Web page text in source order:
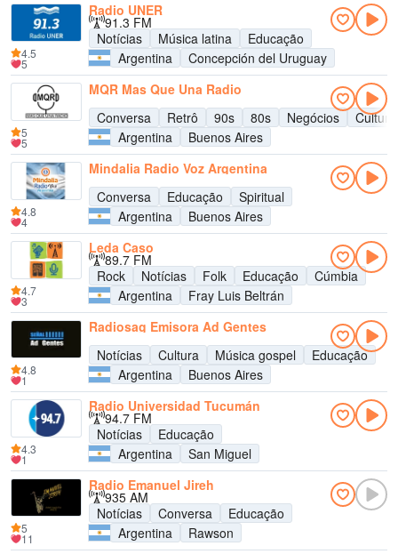
Radio UNER
91.3 FM
Notícias
Música latina
Educação
Argentina
Concepción del Uruguay
4.5
5
MQR Mas Que Una Radio
Conversa
Retrô 90s 80s Negócios
Cultura
Argentina
Buenos Aires
5
5
Mindalia Radio Voz Argentina
Conversa
Educação
Spiritual
Argentina
Buenos Aires
4.8
4
Leda Caso
89.7 FM
Rock
Notícias Folk Educação
Cúmbia
Argentina
Fray Luis Beltrán
4.7
3
Radiosag Emisora Ad Gentes
Notícias
Cultura Música gospel
Educação
Argentina
Buenos Aires
4.8
1
Radio Universidad Tucumán
94.7 FM
Notícias
Educação
Argentina
San Miguel
4.3
1
Radio Emanuel Jireh
935 AM
Notícias
Conversa
Educação
Argentina
Rawson
5
11